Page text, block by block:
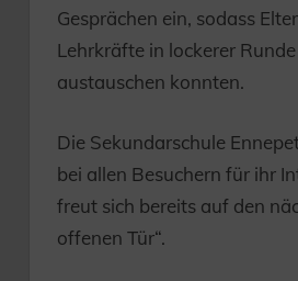
Gesprächen ein, sodass
Lehrkräfte in lockerer
austauschen konnten.
Die Sekundarschule
bei allen Besuchern für ihr
freut sich bereits auf den
offenen Tür“.